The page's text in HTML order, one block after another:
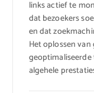
links actief te
dat bezoekers
en dat
Het oplossen
algehele